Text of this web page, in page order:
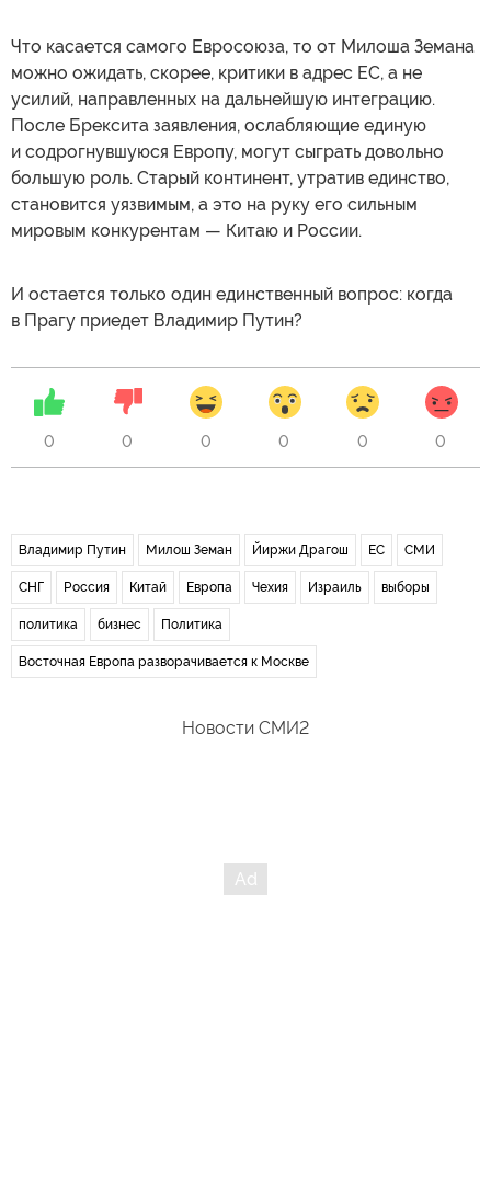
Что касается самого Евросоюза, то от Милоша Земана
можно ожидать, скорее, критики в адрес ЕС, а не
усилий, направленных на дальнейшую интеграцию.
После Брексита заявления, ослабляющие единую
и содрогнувшуюся Европу, могут сыграть довольно
большую роль. Старый континент, утратив единство,
становится уязвимым, а это на руку его сильным
мировым конкурентам — Китаю и России.
И остается только один единственный вопрос: когда
в Прагу приедет Владимир Путин?
0 0 0 0 0 0
Владимир Путин Милош Земан Йиржи Драгош ЕС СМИ
СНГ Россия Китай Европа Чехия Израиль выборы
политика бизнес Политика
Восточная Европа разворачивается к Москве
Новости СМИ2